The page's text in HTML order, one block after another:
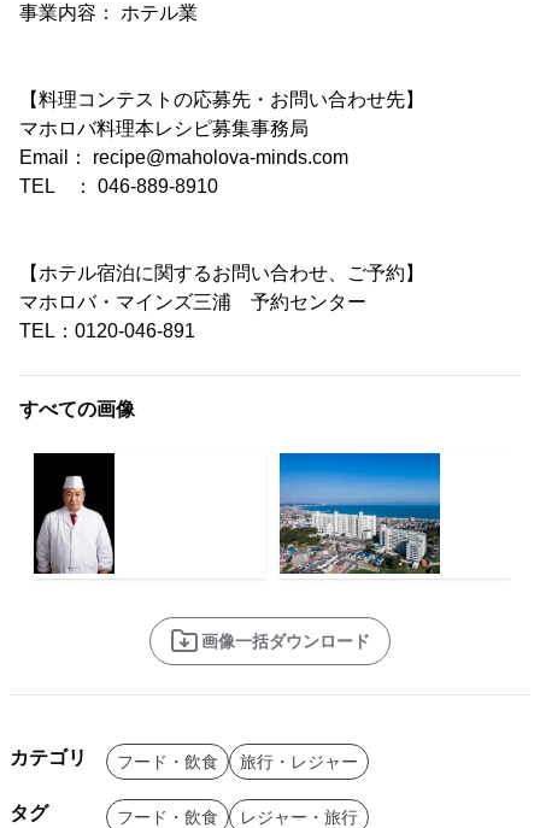
事業内容： ホテル業
【料理コンテストの応募先・お問い合わせ先】
マホロバ料理本レシピ募集事務局
Email： recipe@maholova-minds.com
TEL ： 046-889-8910
【ホテル宿泊に関するお問い合わせ、ご予約】
マホロバ・マインズ三浦 予約センター
TEL：0120-046-891
すべての画像
画像一括ダウンロード
カテゴリ フード・飲食 旅行・レジャー
タグ フード・飲食 レジャー・旅行